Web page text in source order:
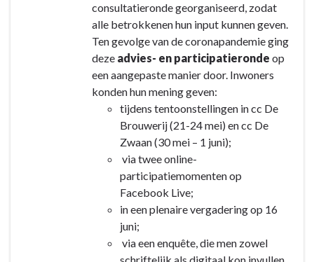
consultatieronde georganiseerd, zodat
alle betrokkenen hun input kunnen geven.
Ten gevolge van de coronapandemie ging
deze advies- en participatieronde op
een aangepaste manier door. Inwoners
konden hun mening geven:
tijdens tentoonstellingen in cc De
Brouwerij (21-24 mei) en cc De
Zwaan (30 mei – 1 juni);
via twee online-
participatiemomenten op
Facebook Live;
in een plenaire vergadering op 16
juni;
via een enquête, die men zowel